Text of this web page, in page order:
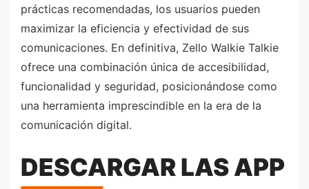
prácticas recomendadas, los usuarios pueden
maximizar la eficiencia y efectividad de sus
comunicaciones. En definitiva, Zello Walkie Talkie
ofrece una combinación única de accesibilidad,
funcionalidad y seguridad, posicionándose como
una herramienta imprescindible en la era de la
comunicación digital.
DESCARGAR LAS APP